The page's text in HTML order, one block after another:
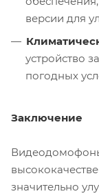
версии для
устройство
погодных
Заключение
значительно